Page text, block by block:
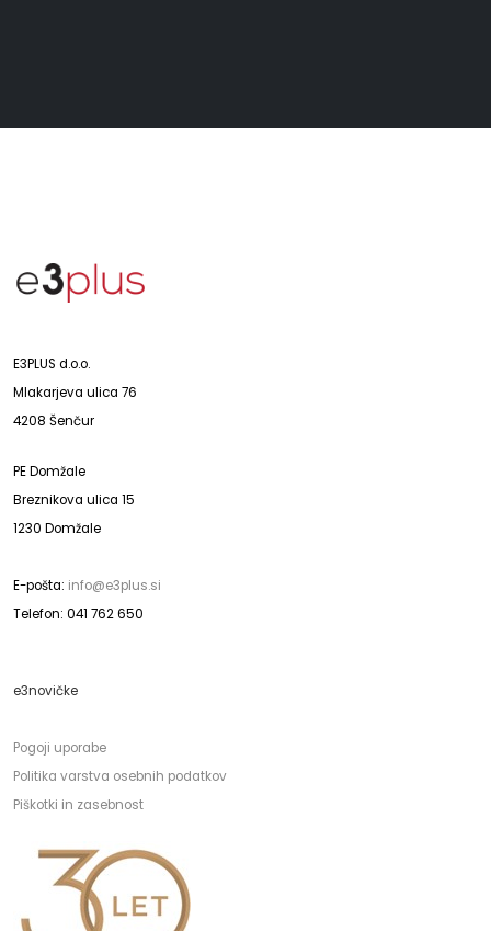
E3PLUS d.o.o.
Mlakarjeva ulica 76
4208 Šenčur
PE Domžale
Breznikova ulica 15
1230 Domžale
E-pošta: info@e3plus.si
Telefon: 041 762 650
e3novičke
Pogoji uporabe
Politika varstva osebnih podatkov
Piškotki in zasebnost